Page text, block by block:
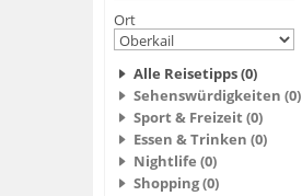
Ort
Alle Reisetipps (0)
Sehenswürdigkeiten (0)
Sport & Freizeit (0)
Essen & Trinken (0)
Nightlife (0)
Shopping (0)